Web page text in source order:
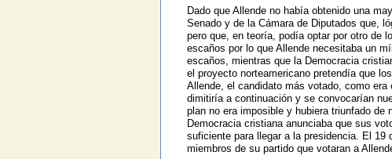
Dado que Allende no había obtenido una
Senado y de la Cámara de Diputados que,
pero que, en teoría, podía optar por otro de
escaños por lo que Allende necesitaba un
escaños, mientras que la Democracia
el proyecto norteamericano pretendía que
Allende, el candidato más votado, como
dimitiría a continuación y se convocarían
plan no era imposible y hubiera triunfado
Democracia cristiana anunciaba que sus
suficiente para llegar a la presidencia. El
miembros de su partido que votaran a